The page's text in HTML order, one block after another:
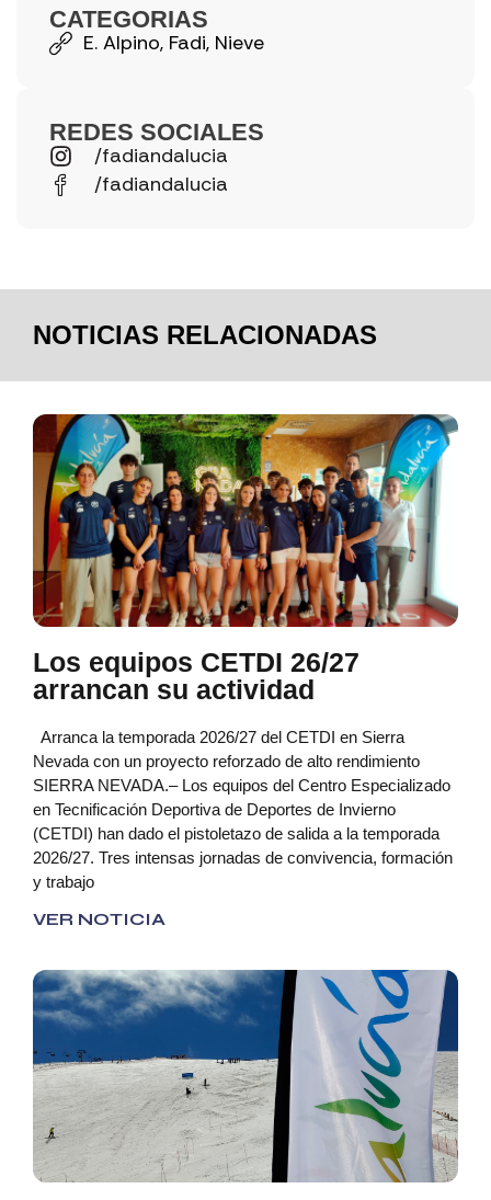
CATEGORIAS
E. Alpino, Fadi, Nieve
REDES SOCIALES
/fadiandalucia
/fadiandalucia
NOTICIAS RELACIONADAS
Los equipos CETDI 26/27
arrancan su actividad
Arranca la temporada 2026/27 del CETDI en Sierra
Nevada con un proyecto reforzado de alto rendimiento
SIERRA NEVADA.– Los equipos del Centro Especializado
en Tecnificación Deportiva de Deportes de Invierno
(CETDI) han dado el pistoletazo de salida a la temporada
2026/27. Tres intensas jornadas de convivencia, formación
y trabajo
VER NOTICIA